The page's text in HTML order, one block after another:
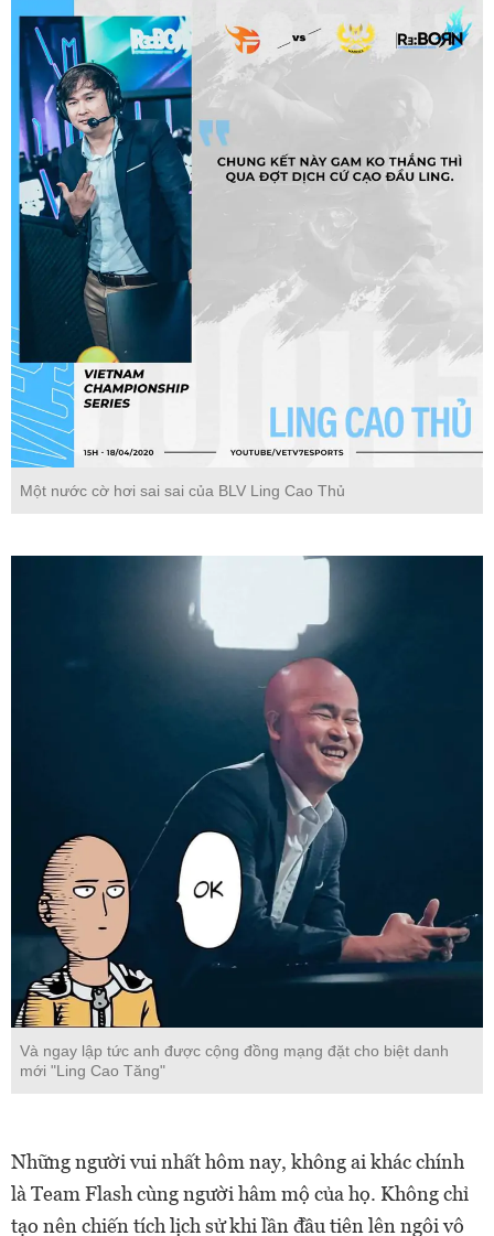
Một nước cờ hơi sai sai của BLV Ling Cao Thủ
Và ngay lập tức anh được cộng đồng mạng đặt cho biệt danh
mới "Ling Cao Tăng"
Những người vui nhất hôm nay, không ai khác chính
là Team Flash cùng người hâm mộ của họ. Không chỉ
tạo nên chiến tích lịch sử khi lần đầu tiên lên ngôi vô